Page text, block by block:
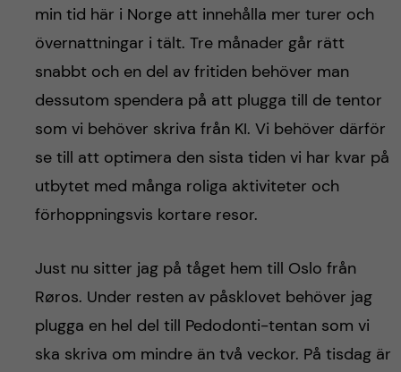
min tid här i Norge att innehålla mer turer och
övernattningar i tält. Tre månader går rätt
snabbt och en del av fritiden behöver man
dessutom spendera på att plugga till de tentor
som vi behöver skriva från KI. Vi behöver därför
se till att optimera den sista tiden vi har kvar på
utbytet med många roliga aktiviteter och
förhoppningsvis kortare resor.
Just nu sitter jag på tåget hem till Oslo från
Røros. Under resten av påsklovet behöver jag
plugga en hel del till Pedodonti-tentan som vi
ska skriva om mindre än två veckor. På tisdag är